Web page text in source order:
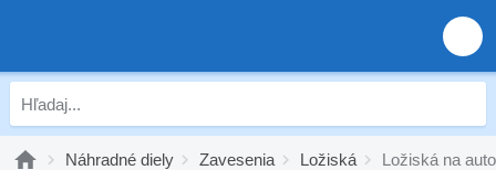
Náhradné diely Zavesenia Ložiská Ložiská na